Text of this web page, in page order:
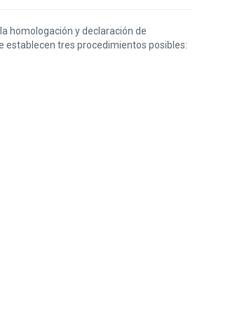
homologación y declaración de
establecen tres procedimientos posibles: